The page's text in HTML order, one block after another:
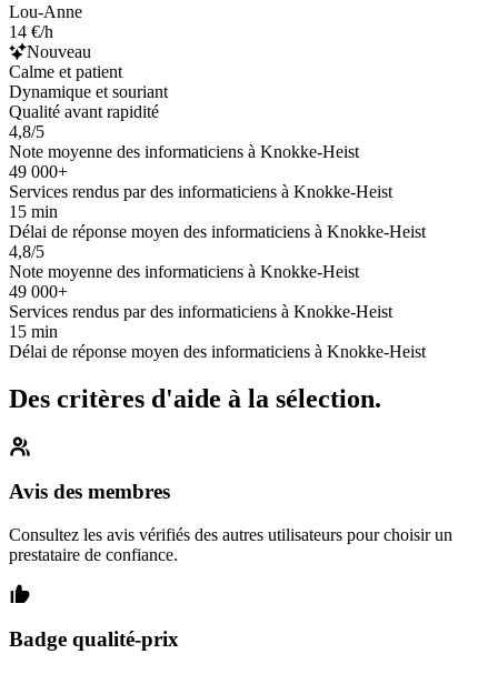
Lou-Anne
14 €/h
Nouveau
Calme et patient
Dynamique et souriant
Qualité avant rapidité
4,8/5
Note moyenne des informaticiens à Knokke-Heist
49 000+
Services rendus par des informaticiens à Knokke-Heist
15 min
Délai de réponse moyen des informaticiens à Knokke-Heist
4,8/5
Note moyenne des informaticiens à Knokke-Heist
49 000+
Services rendus par des informaticiens à Knokke-Heist
15 min
Délai de réponse moyen des informaticiens à Knokke-Heist
Des critères d'aide à la sélection.
Avis des membres
Consultez les avis vérifiés des autres utilisateurs pour choisir un
prestataire de confiance.
Badge qualité-prix